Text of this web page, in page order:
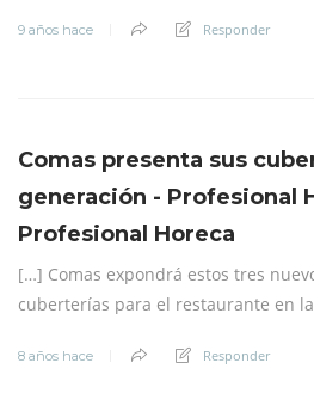
9 años hace Responder
Comas presenta sus
generación - Profesional
Profesional Horeca
[…] Comas expondrá estos tres
cuberterías para el restaurante en
8 años hace Responder